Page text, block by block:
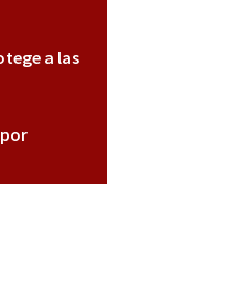
a las